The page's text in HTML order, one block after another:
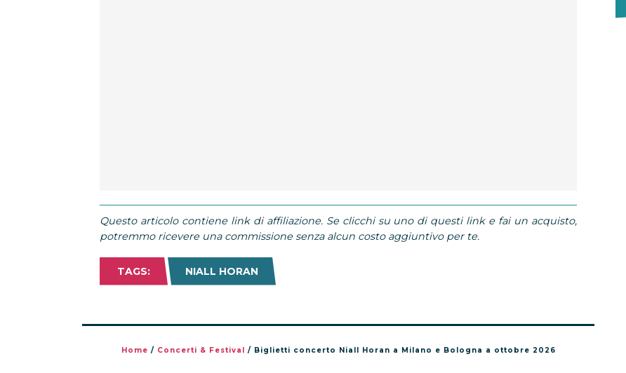
Questo articolo contiene link di affiliazione. Se clicchi su uno di questi link e fai un acquisto,
potremmo ricevere una commissione senza alcun costo aggiuntivo per te.
TAGS: NIALL HORAN
Home / Concerti & Festival / Biglietti concerto Niall Horan a Milano e Bologna a ottobre 2026